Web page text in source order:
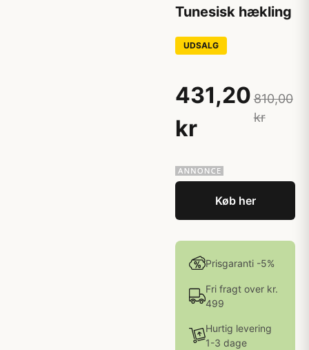
Tunesisk hækling
UDSALG
431,20
kr
810,00
kr
Køb her
Prisgaranti -5%
Fri fragt over kr.
499
Hurtig levering
1-3 dage